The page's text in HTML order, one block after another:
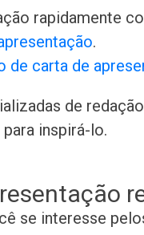
rapidamente
.
de carta de
de
inspirá-lo.
se interesse